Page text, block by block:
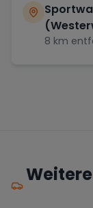
8 km